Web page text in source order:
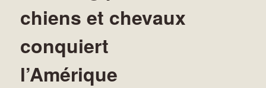
chiens et chevaux
conquiert
l’Amérique